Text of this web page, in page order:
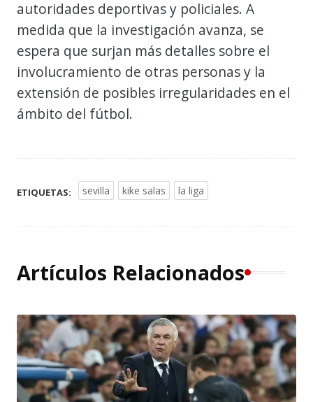
autoridades deportivas y policiales. A
medida que la investigación avanza, se
espera que surjan más detalles sobre el
involucramiento de otras personas y la
extensión de posibles irregularidades en el
ámbito del fútbol.
ETIQUETAS: sevilla kike salas la liga
Artículos Relacionados